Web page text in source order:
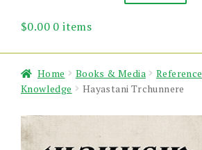
About Us
News & Events
$0.00 0 items
Home Books & Media Reference
Knowledge
Hayastani Trchunnere